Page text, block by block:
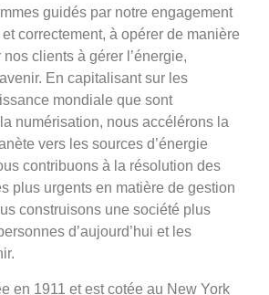
guidés par notre engagement
correctement, à opérer de manière
clients à gérer l’énergie,
En capitalisant sur les
mondiale que sont
la numérisation, nous accélérons la
vers les sources d’énergie
contribuons à la résolution des
plus urgents en matière de gestion
construisons une société plus
d’aujourd’hui et les
en 1911 et est cotée au New York